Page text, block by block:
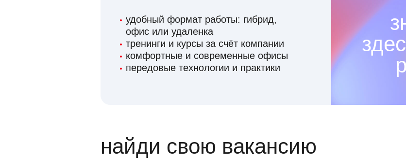
удобный формат работы: гибрид,
офис или удаленка
тренинги и курсы за счёт компании
комфортные и современные офисы
передовые технологии и практики
найди свою вакансию